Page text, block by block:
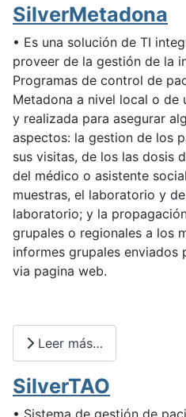
SilverMetadona
• Es una solución de TI
proveer de la gestión de la
Programas de control de
Metadona a nivel local o de
y realizada para asegurar
aspectos: la gestion de los
sus visitas, de los las dosis
del médico o asistente
muestras, el laboratorio y
laboratorio; y la
grupales o regionales a los
informes grupales enviados
via pagina web.
Leer más…
SilverTAO
• Sistema de gestión de